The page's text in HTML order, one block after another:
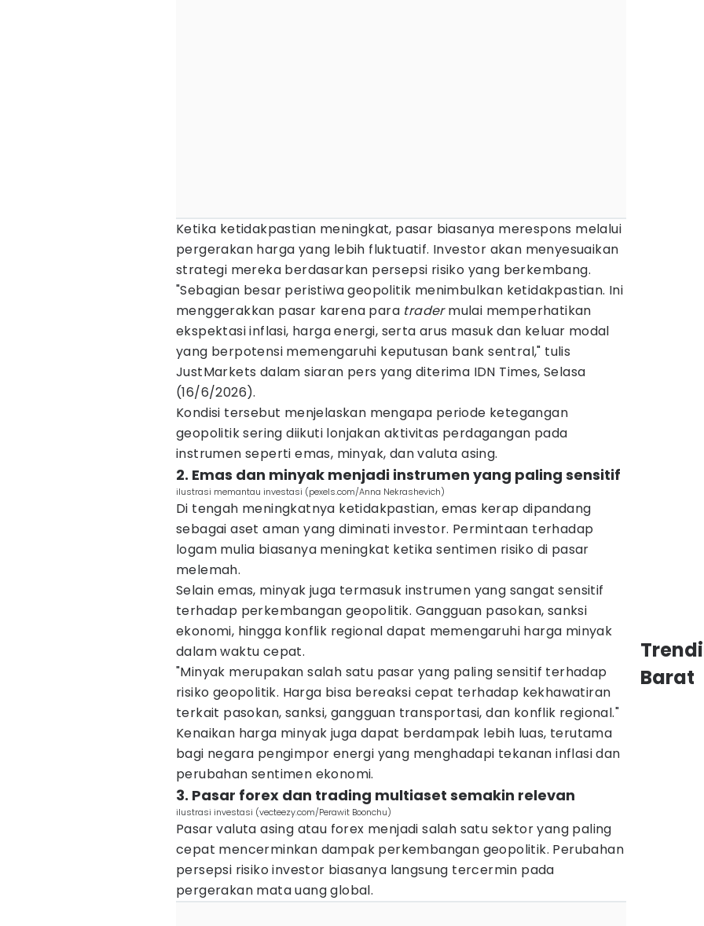
Ketika ketidakpastian meningkat, pasar biasanya merespons melalui
pergerakan harga yang lebih fluktuatif. Investor akan menyesuaikan
strategi mereka berdasarkan persepsi risiko yang berkembang.
"Sebagian besar peristiwa geopolitik menimbulkan ketidakpastian. Ini
menggerakkan pasar karena para tradermulai memperhatikan
ekspektasi inflasi, harga energi, serta arus masuk dan keluar modal
yang berpotensi memengaruhi keputusan bank sentral," tulis
JustMarkets dalam siaran pers yang diterima IDN Times, Selasa
(16/6/2026).
Kondisi tersebut menjelaskan mengapa periode ketegangan
geopolitik sering diikuti lonjakan aktivitas perdagangan pada
instrumen seperti emas, minyak, dan valuta asing.
2. Emas dan minyak menjadi instrumen yang paling sensitif
ilustrasi memantau investasi (pexels.com/Anna Nekrashevich)
Di tengah meningkatnya ketidakpastian, emas kerap dipandang
sebagai aset aman yang diminati investor. Permintaan terhadap
logam mulia biasanya meningkat ketika sentimen risiko di pasar
melemah.
Selain emas, minyak juga termasuk instrumen yang sangat sensitif
terhadap perkembangan geopolitik. Gangguan pasokan, sanksi
ekonomi, hingga konflik regional dapat memengaruhi harga minyak
dalam waktu cepat.
"Minyak merupakan salah satu pasar yang paling sensitif terhadap
risiko geopolitik. Harga bisa bereaksi cepat terhadap kekhawatiran
terkait pasokan, sanksi, gangguan transportasi, dan konflik regional."
Kenaikan harga minyak juga dapat berdampak lebih luas, terutama
bagi negara pengimpor energi yang menghadapi tekanan inflasi dan
perubahan sentimen ekonomi.
3. Pasar forex dan trading multiaset semakin relevan
ilustrasi investasi (vecteezy.com/Perawit Boonchu)
Pasar valuta asing atau forex menjadi salah satu sektor yang paling
cepat mencerminkan dampak perkembangan geopolitik. Perubahan
persepsi risiko investor biasanya langsung tercermin pada
pergerakan mata uang global.
Barat